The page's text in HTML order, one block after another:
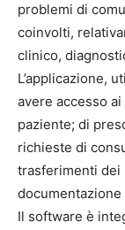
problemi di
coinvolti,
clinico,
L’applicazione,
avere accesso
paziente; di
richieste di
trasferimenti dei
Il software è